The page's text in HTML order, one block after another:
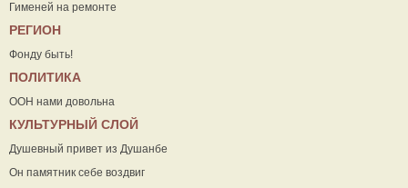
Гименей на ремонте
РЕГИОН
Фонду быть!
ПОЛИТИКА
ООН нами довольна
КУЛЬТУРНЫЙ СЛОЙ
Душевный привет из Душанбе
Он памятник себе воздвиг